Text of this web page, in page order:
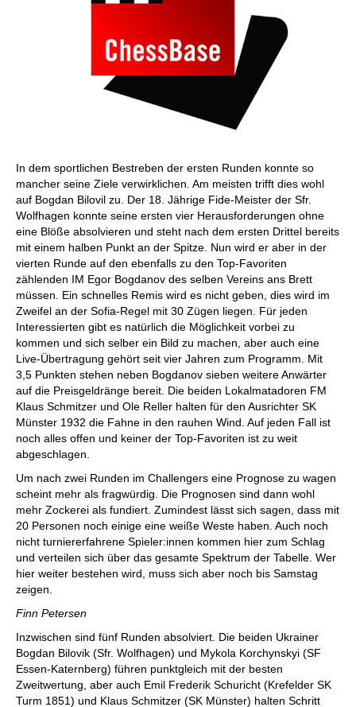
In dem sportlichen Bestreben der ersten Runden konnte so
mancher seine Ziele verwirklichen. Am meisten trifft dies wohl
auf Bogdan Bilovil zu. Der 18. Jährige Fide-Meister der Sfr.
Wolfhagen konnte seine ersten vier Herausforderungen ohne
eine Blöße absolvieren und steht nach dem ersten Drittel bereits
mit einem halben Punkt an der Spitze. Nun wird er aber in der
vierten Runde auf den ebenfalls zu den Top-Favoriten
zählenden IM Egor Bogdanov des selben Vereins ans Brett
müssen. Ein schnelles Remis wird es nicht geben, dies wird im
Zweifel an der Sofia-Regel mit 30 Zügen liegen. Für jeden
Interessierten gibt es natürlich die Möglichkeit vorbei zu
kommen und sich selber ein Bild zu machen, aber auch eine
Live-Übertragung gehört seit vier Jahren zum Programm. Mit
3,5 Punkten stehen neben Bogdanov sieben weitere Anwärter
auf die Preisgeldränge bereit. Die beiden Lokalmatadoren FM
Klaus Schmitzer und Ole Reller halten für den Ausrichter SK
Münster 1932 die Fahne in den rauhen Wind. Auf jeden Fall ist
noch alles offen und keiner der Top-Favoriten ist zu weit
abgeschlagen.
Um nach zwei Runden im Challengers eine Prognose zu wagen
scheint mehr als fragwürdig. Die Prognosen sind dann wohl
mehr Zockerei als fundiert. Zumindest lässt sich sagen, dass mit
20 Personen noch einige eine weiße Weste haben. Auch noch
nicht turniererfahrene Spieler:innen kommen hier zum Schlag
und verteilen sich über das gesamte Spektrum der Tabelle. Wer
hier weiter bestehen wird, muss sich aber noch bis Samstag
zeigen.
Finn Petersen
Inzwischen sind fünf Runden absolviert. Die beiden Ukrainer
Bogdan Bilovik (Sfr. Wolfhagen) und Mykola Korchynskyi (SF
Essen-Katernberg) führen punktgleich mit der besten
Zweitwertung, aber auch Emil Frederik Schuricht (Krefelder SK
Turm 1851) und Klaus Schmitzer (SK Münster) halten Schritt